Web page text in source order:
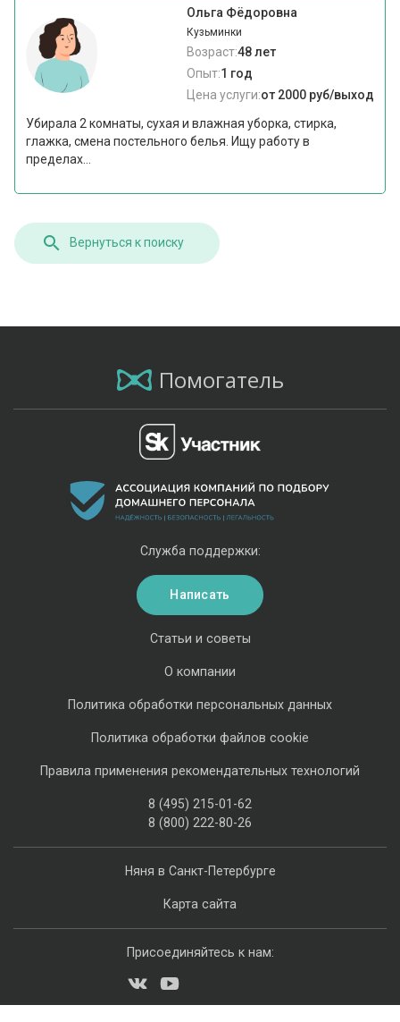
Ольга Фёдоровна
Кузьминки
Возраст:48 лет
Опыт:1 год
Цена услуги:от 2000 руб/выход
Убирала 2 комнаты, сухая и влажная уборка, стирка,
глажка, смена постельного белья. Ищу работу в
пределах...
Вернуться к поиску
Помогатель
Няня в Санкт-Петербурге
Карта сайта
Статьи и советы
О компании
Политика обработки персональных данных
Политика обработки файлов cookie
Правила применения рекомендательных технологий
8 (495) 215-01-62
8 (800) 222-80-26
Служба поддержки:
Написать
Присоединяйтесь к нам: